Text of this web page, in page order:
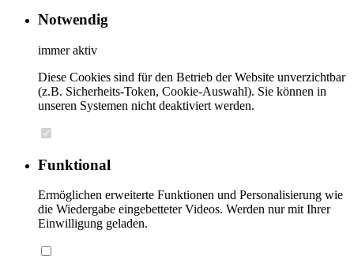
Notwendig
immer aktiv
Diese Cookies sind für den Betrieb der Website unverzichtbar
(z.B. Sicherheits-Token, Cookie-Auswahl). Sie können in
unseren Systemen nicht deaktiviert werden.
Funktional
Ermöglichen erweiterte Funktionen und Personalisierung wie
die Wiedergabe eingebetteter Videos. Werden nur mit Ihrer
Einwilligung geladen.